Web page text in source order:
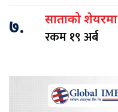
७. साताको शेयरमा
रकम १९ अर्ब